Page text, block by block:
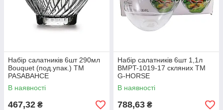
Набір салатників 6шт 290мл
Bouquet (под.упак.) ТМ
PASABAHCE
В наявності
467,32 ₴
Набір салатників 6шт 1,1л
BMPT-1019-17 скляних ТМ
G-HORSE
В наявності
788,63 ₴